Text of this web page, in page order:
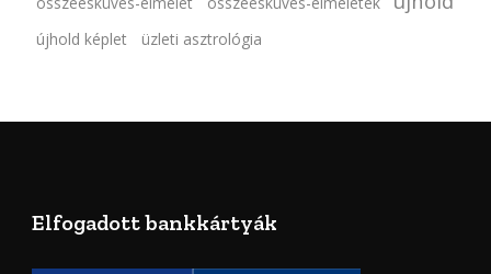
újhold képlet üzleti asztrológia
Elfogadott bankkártyák